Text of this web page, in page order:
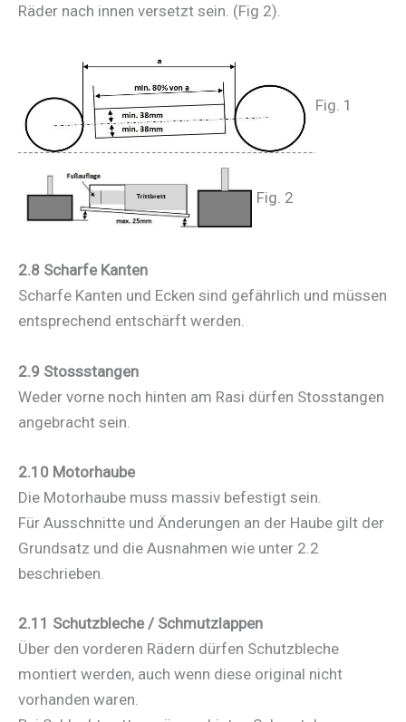
Räder nach innen versetzt sein. (Fig 2).
Fig. 1
Fig. 2
2.8 Scharfe Kanten
Scharfe Kanten und Ecken sind gefährlich und müssen
entsprechend entschärft werden.
2.9 Stossstangen
Weder vorne noch hinten am Rasi dürfen Stosstangen
angebracht sein.
2.10 Motorhaube
Die Motorhaube muss massiv befestigt sein.
Für Ausschnitte und Änderungen an der Haube gilt der
Grundsatz und die Ausnahmen wie unter 2.2
beschrieben.
2.11 Schutzbleche / Schmutzlappen
Über den vorderen Rädern dürfen Schutzbleche
montiert werden, auch wenn diese original nicht
vorhanden waren.